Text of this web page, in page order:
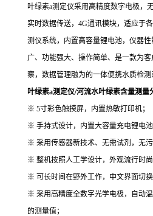
叶绿素a测定仪采用高精度数字电极，
实时数据传送，4G通讯模块，适应于
测仪系统，内置高容量锂电池，仪器
广、功能强大、操作简单、是一款为
察，数据管理融为的一体便携水质检测
叶绿素a测定仪/河流水叶绿素含量测量
※ 5寸彩色触摸屏，内置热敏打印机；
※ 手持式设计，内置大容量充电锂电池
※ 采用传感器新技术、无需试剂，无污
※ 整机按照人工学设计，外观流行时尚
※ 可长时间在野外工作，中文界面切换
※ 采用高精度全数字光学电极，自动
的测量值；